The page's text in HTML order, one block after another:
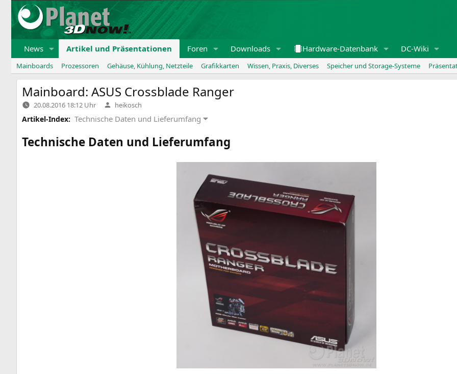
Zum
Inhalt
springen
News Artikel und Präsentationen Foren Downloads Hardware-Datenbank DC-Wiki
Mainboards Prozessoren Gehäuse, Kühlung, Netzteile Grafikkarten Wissen, Praxis, Diverses Speicher und Storage-Systeme
Mainboard: ASUS Crossblade Ranger
20.08.2016 18:12 Uhr Verfasst
von
heikosch
Artikel-Index: Technische Daten und Lieferumfang
Technische Daten und Lieferumfang